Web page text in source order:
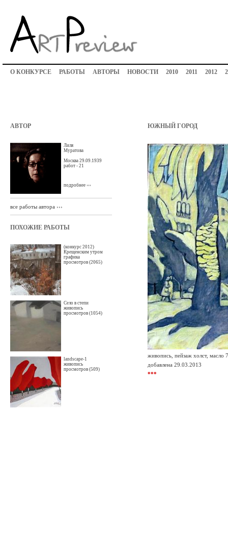
О КОНКУРСЕ РАБОТЫ АВТОРЫ НОВОСТИ 2010 2011 2012
АВТОР
Лиля
Муратова
Москва 29.09.1939
работ - 21
подробнее ›››
все работы автора ›››
ПОХОЖИЕ РАБОТЫ
(конкурс 2012)
Крещенским утром
графика
просмотров (2065)
Село в степи
живопись
просмотров (1054)
landscape-1
живопись
просмотров (509)
ЮЖНЫЙ ГОРОД
живопись, пейзаж холст, масло
добавлена 29.03.2013
***